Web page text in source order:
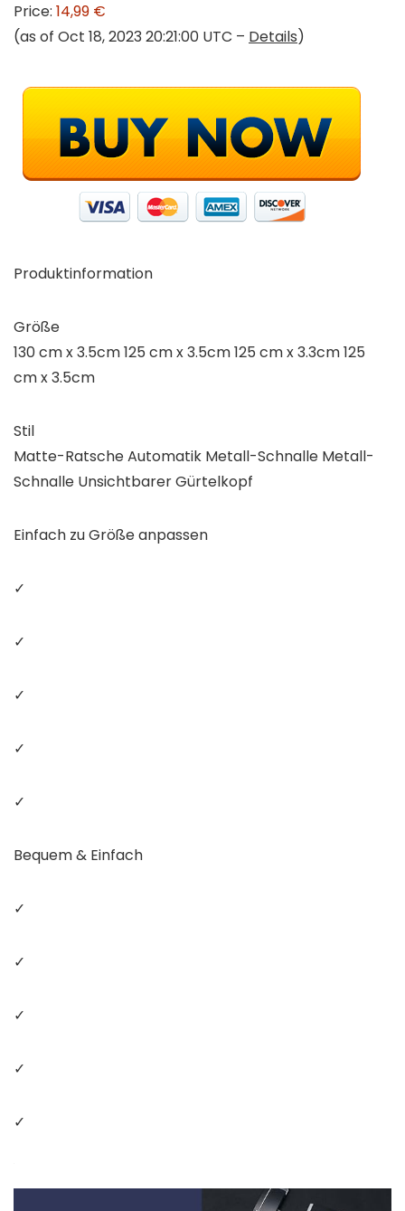
Price: 14,99 €
(as of Oct 18, 2023 20:21:00 UTC – Details)
Produktinformation
Größe
130 cm x 3.5cm 125 cm x 3.5cm 125 cm x 3.3cm 125
cm x 3.5cm
Stil
Matte-Ratsche Automatik Metall-Schnalle Metall-
Schnalle Unsichtbarer Gürtelkopf
Einfach zu Größe anpassen
✓
✓
✓
✓
✓
Bequem & Einfach
✓
✓
✓
✓
✓